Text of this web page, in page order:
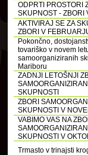
ODPRTI PROSTORI
SKUPNOST - ZBORI
AKTIVIRAJ SE ZA
ZBORI V
Pokončno,
tovariško v novem
samoorganiziranih
Mariboru
ZADNJI LETOŠNJI
SKUPNOSTI
ZBORI
SKUPNOSTI V
VABIMO VAS NA
SKUPNOSTI V
Trmasto v trinajsti